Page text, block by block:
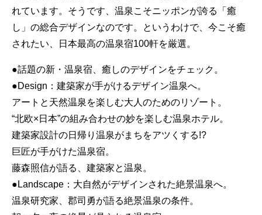
れています。そうです、温泉こそニッポンが誇る「癒
し」の総合デザインなのです。というわけで、今こそ癒
されたい、日本最高の温泉宿100軒を厳選。
●話題の新・温泉宿、癒しのデザインをチェック。
●Design：建築家が手がけるデザイン温泉へ。
アートと天然温泉を楽しむ大人のためのリゾート。
“北欧×日本”の組み合わせの妙を楽しむ温泉ホテル。
建築家設計の日帰り温泉がまちをアツくする!?
巨匠が手がけた温泉宿。
藤森照信が語る、建築家と温泉。
●Landscape：大自然がデザインされた絶景温泉へ。
温泉研究家、郡司勇が語る絶景温泉の条件。